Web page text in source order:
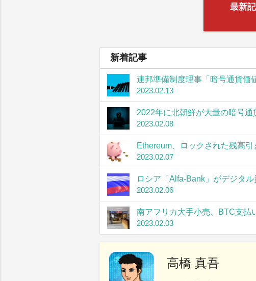
最新
新着記事
連邦準備制度理事「暗号通貨価
2023.02.13
2022年に北朝鮮が大量の暗号通
2023.02.08
Ethereum、ロックされた残高
2023.02.07
ロシア「Alfa-Bank」がデジタ
2023.02.06
南アフリカ大手小売、BTC支払
2023.02.03
高橋 真吾